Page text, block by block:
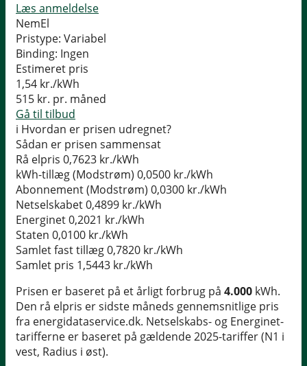
Læs anmeldelse
NemEl
Pristype: Variabel
Binding: Ingen
Estimeret pris
1,54 kr./kWh
515 kr. pr. måned
Gå til tilbud
i Hvordan er prisen udregnet?
Sådan er prisen sammensat
Rå elpris 0,7623 kr./kWh
kWh-tillæg (Modstrøm) 0,0500 kr./kWh
Abonnement (Modstrøm) 0,0300 kr./kWh
Netselskabet0,4899 kr./kWh
Energinet0,2021 kr./kWh
Staten 0,0100 kr./kWh
Samlet fast tillæg0,7820 kr./kWh
Samlet pris 1,5443 kr./kWh
Prisen er baseret på et årligt forbrug på 4.000 kWh.
Den rå elpris er sidste måneds gennemsnitlige pris
fra energidataservice.dk. Netselskabs- og Energinet-
tarifferne er baseret på gældende 2025-tariffer (N1 i
vest, Radius i øst).